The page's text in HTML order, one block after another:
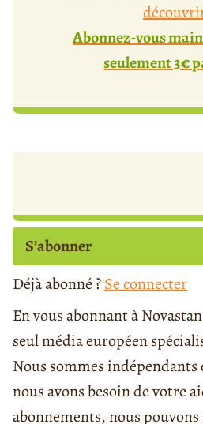
Abonnez-vous
seulement 3€
S’abonner
Déjà abonné ?Se connecter
En vous abonnant à
seul média européen
Nous sommes
nous avons besoin de votre
abonnements, nous